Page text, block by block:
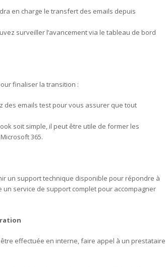
en charge le transfert des emails depuis
surveiller l’avancement via le tableau de bord
finaliser la transition :
des emails test pour vous assurer que tout
soit simple, il peut être utile de former les
365.
un support technique disponible pour répondre à
service de support complet pour accompagner
effectuée en interne, faire appel à un prestataire